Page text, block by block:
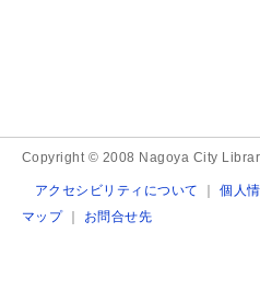
Copyright © 2008 Nagoya City
アクセシビリティについて ｜個人
マップ｜ お問合せ先